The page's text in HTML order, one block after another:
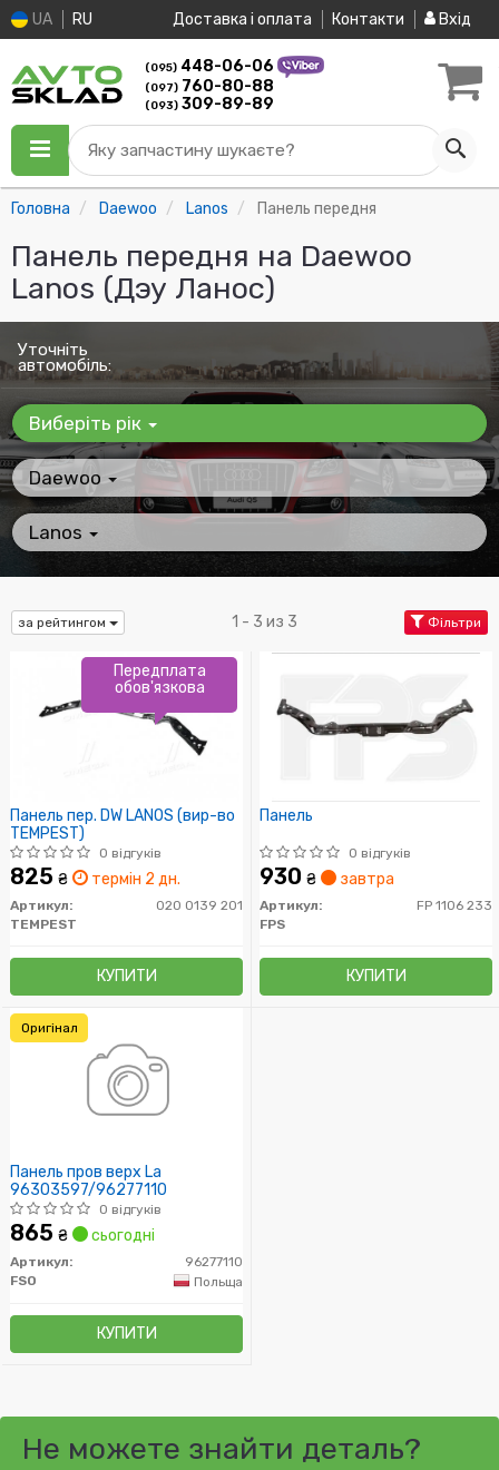
UA RU Доставка і оплата Контакти Вхід
(095) 448-06-06
(097) 760-80-88
(093) 309-89-89
Яку запчастину шукаєте?
Головна Daewoo Lanos Панель передня
Панель передня на Daewoo
Lanos (Дэу Ланос)
Уточніть
автомобіль:
Виберіть рік
Daewoo
Lanos
за рейтингом 1 - 3 из 3 Фільтри
Панель пер. DW LANOS (вир-во
TEMPEST)
0 відгуків
825 ₴ термін 2 дн.
Артикул:
020 0139 201
TEMPEST
КУПИТИ
Передплата
обов'язкова
Панель
0 відгуків
930 ₴ завтра
Артикул:
FP 1106 233
FPS
КУПИТИ
Панель пров верх La
96303597/96277110
0 відгуків
865 ₴ сьогодні
Артикул:
96277110
FSO
Польща
КУПИТИ
Оригінал
Не можете знайти деталь?